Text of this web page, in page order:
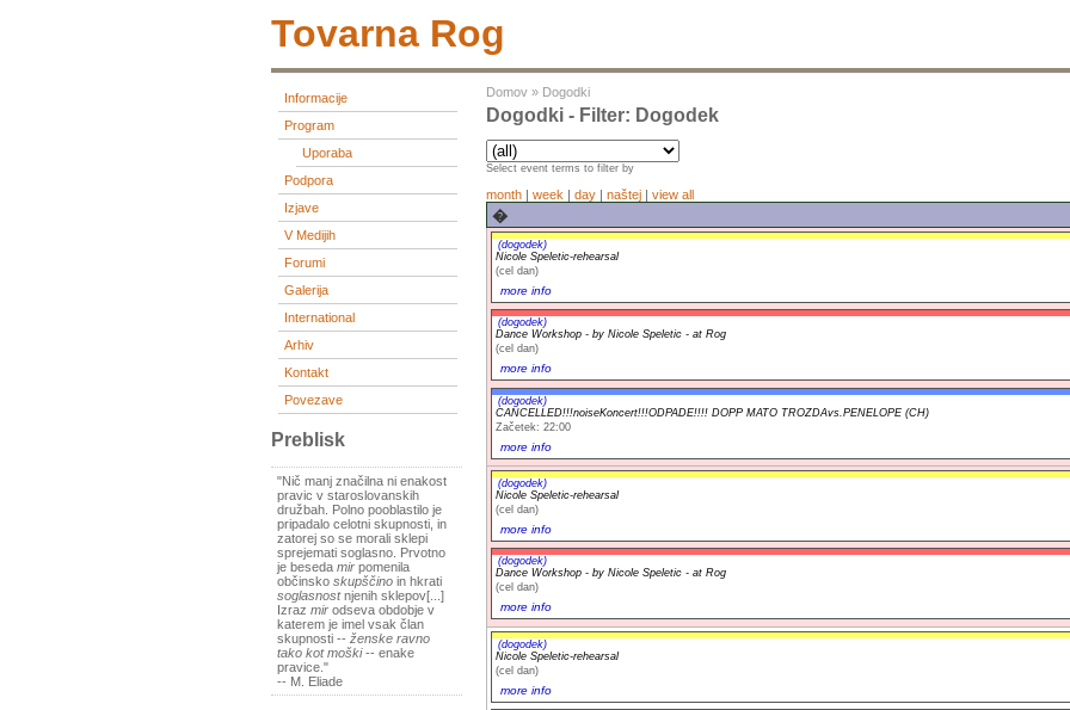
Tovarna Rog
Informacije
Program
Uporaba
Podpora
Izjave
V Medijih
Forumi
Galerija
International
Arhiv
Kontakt
Povezave
Preblisk
"Nič manj značilna ni enakost
pravic v staroslovanskih
družbah. Polno pooblastilo je
pripadalo celotni skupnosti, in
zatorej so se morali sklepi
sprejemati soglasno. Prvotno
je beseda mir pomenila
občinsko skupščino in hkrati
soglasnostnjenih sklepov[...]
Izraz mir odseva obdobje v
katerem je imel vsak član
skupnosti -- ženske ravno
tako kot moški-- enake
pravice."
-- M. Eliade
Domov » Dogodki
Dogodki - Filter: Dogodek
Select event terms to filter by
month | week | day | naštej | view all
�
(dogodek)
Nicole Speletic-rehearsal
(cel dan)
more info
(dogodek)
Dance Workshop - by Nicole Speletic - at Rog
(cel dan)
more info
(dogodek)
CANCELLED!!!noiseKoncert!!!ODPADE!!!! DOPP MATO TROZDAvs.PENELOPE (CH)
Začetek: 22:00
more info
(dogodek)
Nicole Speletic-rehearsal
(cel dan)
more info
(dogodek)
Dance Workshop - by Nicole Speletic - at Rog
(cel dan)
more info
(dogodek)
Nicole Speletic-rehearsal
(cel dan)
more info